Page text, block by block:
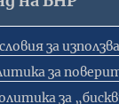
за
за
за